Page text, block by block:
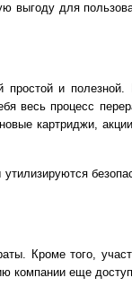
выгоду для
и полезной.
весь процесс
картриджи,
Кроме того,
компании еще